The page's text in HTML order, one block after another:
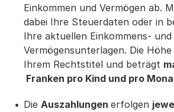
Einkommen und Vermögen ab.
dabei Ihre Steuerdaten oder in
Ihre aktuellen Einkommens- und
Vermögensunterlagen. Die
Ihrem Rechtstitel und beträgt
Franken pro Kind und pro
Die Auszahlungen erfolgen